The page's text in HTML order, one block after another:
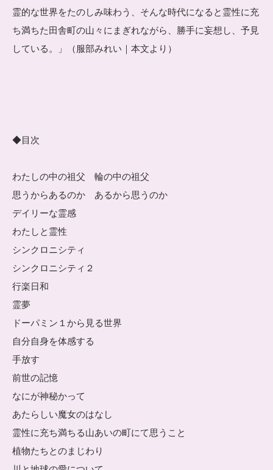
霊的な世界をたのしみ味わう、そんな時代になると霊性に充
ち満ちた田舎町の山々にまぎれながら、勝手に妄想し、予見
している。」（服部みれい｜本文より）
◆目次
わたしの中の祖父 輪の中の祖父
思うからあるのか あるから思うのか
デイリーな霊感
わたしと霊性
シンクロニシティ
シンクロニシティ２
行楽日和
霊夢
ドーパミン１から見る世界
自分自身を体感する
手放す
前世の記憶
なにが神秘かって
あたらしい魔女のはなし
霊性に充ち満ちる山あいの町にて思うこと
植物たちとのまじわり